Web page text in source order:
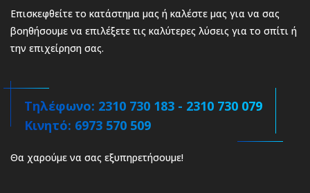
Επισκεφθείτε το κατάστημα μας ή καλέστε μας για να σας
βοηθήσουμε να επιλέξετε τις καλύτερες λύσεις για το σπίτι ή
την επιχείρηση σας.
Τηλέφωνο: 2310 730 183 - 2310 730 079
Κινητό: 6973 570 509
Θα χαρούμε να σας εξυπηρετήσουμε!